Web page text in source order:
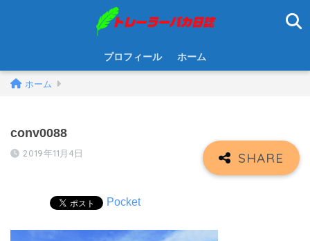
プロフィール ホーム
ホーム
conv0088
2019年11月4日
Pocket